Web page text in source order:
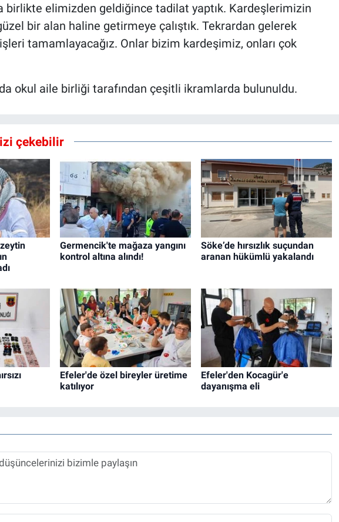
birlikte elimizden geldiğince tadilat yaptık. Kardeşlerimizin
bir alan haline getirmeye çalıştık. Tekrardan gelerek
işleri tamamlayacağız. Onlar bizim kardeşimiz, onları çok
okul aile birliği tarafından çeşitli ikramlarda bulunuldu.
çekebilir
Germencik'te mağaza yangını
kontrol altına alındı!
Söke’de hırsızlık suçundan
aranan hükümlü yakalandı
Efeler'de özel bireyler üretime
katılıyor
Efeler'den Kocagür'e
dayanışma eli